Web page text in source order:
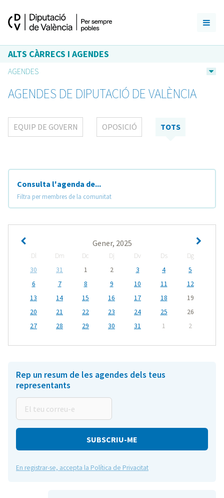
ALTS CÀRRECS I AGENDES
AGENDES
AGENDES DE DIPUTACIÓ DE VALÈNCIA
EQUIP DE GOVERN OPOSICIÓ TOTS
Consulta l'agenda de...
Filtra per membres de la comunitat
Gener, 2025
Dl Dm Dc Dj Dv Ds
Dg
30
31 1 2 3 4
5
6
7 8 9 10 11
12
13
14 15 16 17 18
19
20
21 22 23 24 25
26
27
28 29 30 31 1 2
Rep un resum de les agendes dels teus
representants
teu
correu-
En registrar-se, accepta la Política de Privacitat